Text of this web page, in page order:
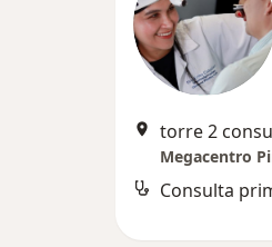
Megacentro
Consulta